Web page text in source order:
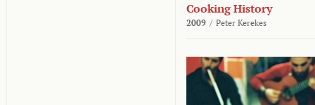
Cooking History
2009 / Peter Kerekes